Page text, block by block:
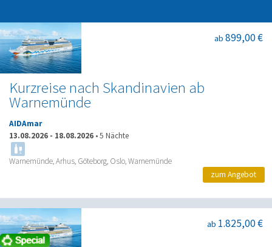
Kurzreise nach Skandinavien ab
Warnemünde
ab 899,00 €
AIDAmar
13.08.2026 - 18.08.2026 •5 Nächte
Warnemünde, Arhus, Göteborg, Oslo, Warnemünde
zum Angebot
ab 1.825,00 €